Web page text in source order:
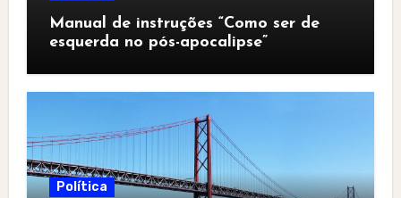
Manual de instruções “Como ser de
esquerda no pós-apocalipse”
Política